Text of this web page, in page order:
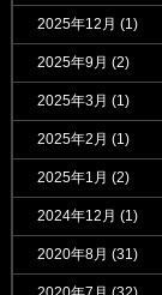
2025年12月 (1)
2025年9月 (2)
2025年3月 (1)
2025年2月 (1)
2025年1月 (2)
2024年12月 (1)
2020年8月 (31)